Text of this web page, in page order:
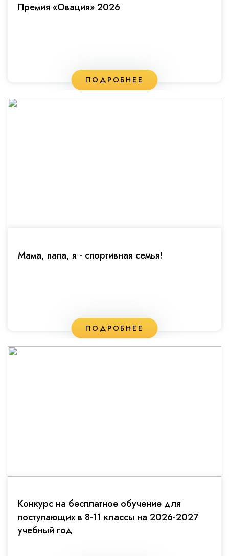
Премия «Овация» 2026
ПОДРОБНЕЕ
Мама, папа, я - спортивная семья!
ПОДРОБНЕЕ
Конкурс на бесплатное обучение для
поступающих в 8-11 классы на 2026-2027
учебный год